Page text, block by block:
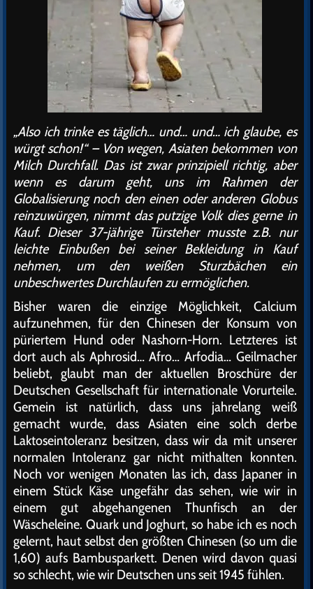
„Also ich trinke es täglich… und… und… ich glaube, es
würgt schon!“ – Von wegen, Asiaten bekommen von
Milch Durchfall. Das ist zwar prinzipiell richtig, aber
wenn es darum geht, uns im Rahmen der
Globalisierung noch den einen oder anderen Globus
reinzuwürgen, nimmt das putzige Volk dies gerne in
Kauf. Dieser 37-jährige Türsteher musste z.B. nur
leichte Einbußen bei seiner Bekleidung in Kauf
nehmen, um den weißen Sturzbächen ein
unbeschwertes Durchlaufen zu ermöglichen.
Bisher waren die einzige Möglichkeit, Calcium
aufzunehmen, für den Chinesen der Konsum von
püriertem Hund oder Nashorn-Horn. Letzteres ist
dort auch als Aphrosid… Afro… Arfodia… Geilmacher
beliebt, glaubt man der aktuellen Broschüre der
Deutschen Gesellschaft für internationale Vorurteile.
Gemein ist natürlich, dass uns jahrelang weiß
gemacht wurde, dass Asiaten eine solch derbe
Laktoseintoleranz besitzen, dass wir da mit unserer
normalen Intoleranz gar nicht mithalten konnten.
Noch vor wenigen Monaten las ich, dass Japaner in
einem Stück Käse ungefähr das sehen, wie wir in
einem gut abgehangenen Thunfisch an der
Wäscheleine. Quark und Joghurt, so habe ich es noch
gelernt, haut selbst den größten Chinesen (so um die
1,60) aufs Bambusparkett. Denen wird davon quasi
so schlecht, wie wir Deutschen uns seit 1945 fühlen.